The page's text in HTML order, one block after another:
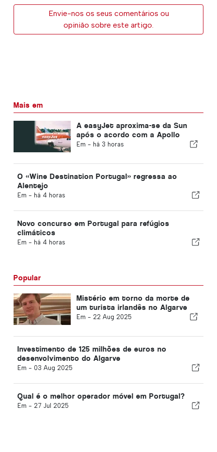
Envie-nos os seus comentários ou
opinião sobre este artigo.
Mais em
A easyJet aproxima-se da Sun
após o acordo com a Apollo
Em - há 3 horas
O «Wine Destination Portugal» regressa ao
Alentejo
Em - há 4 horas
Novo concurso em Portugal para refúgios
climáticos
Em - há 4 horas
Popular
Mistério em torno da morte de
um turista irlandês no Algarve
Em - 22 Aug 2025
Investimento de 125 milhões de euros no
desenvolvimento do Algarve
Em - 03 Aug 2025
Qual é o melhor operador móvel em Portugal?
Em - 27 Jul 2025